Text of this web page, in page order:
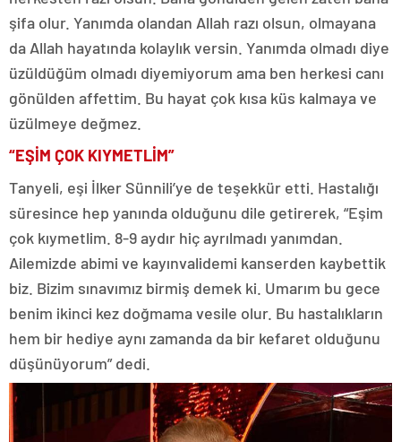
şifa olur. Yanımda olandan Allah razı olsun, olmayana
da Allah hayatında kolaylık versin. Yanımda olmadı diye
üzüldüğüm olmadı diyemiyorum ama ben herkesi canı
gönülden affettim. Bu hayat çok kısa küs kalmaya ve
üzülmeye değmez.
“EŞİM ÇOK KIYMETLİM”
Tanyeli, eşi İlker Sünnili’ye de teşekkür etti. Hastalığı
süresince hep yanında olduğunu dile getirerek, “Eşim
çok kıymetlim. 8-9 aydır hiç ayrılmadı yanımdan.
Ailemizde abimi ve kayınvalidemi kanserden kaybettik
biz. Bizim sınavımız birmiş demek ki. Umarım bu gece
benim ikinci kez doğmama vesile olur. Bu hastalıkların
hem bir hediye aynı zamanda da bir kefaret olduğunu
düşünüyorum” dedi.